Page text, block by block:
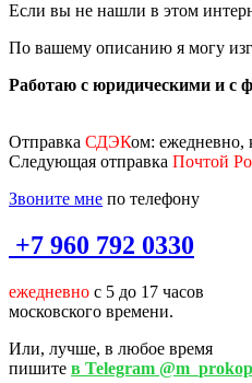
Если вы не нашли в этом
По вашему описанию я могу
Работаю с юридическими и с
Отправка СДЭКом: ежедневно,
Следующая отправка Почтой
Звоните мне по телефону
+7 960 792 0330
ежедневно с 5 до 17 часов
московского времени.
Или, лучше, в любое время
пишите в Telegram